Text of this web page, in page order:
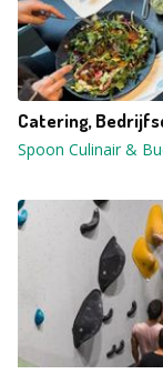
Catering,
Spoon Culinair &